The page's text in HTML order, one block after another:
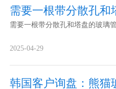
需要一根带分散孔和
需要一根带分散孔和塔盘的玻璃管
2025-04-29
韩国客户询盘：熊猫